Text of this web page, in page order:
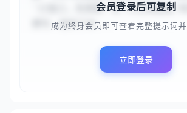
`{{张三，负责第一章‘AI伦理基础’的
撰写，提供了关...
会员登录后可复制
成为终身会员即可查看完整提示词
立即登录